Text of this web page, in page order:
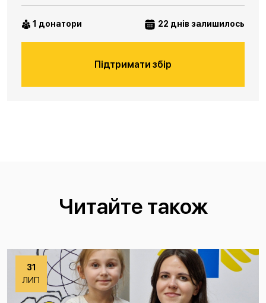
1 донатори 22 днів залишилось
Підтримати збір
Читайте також
31
ЛИП